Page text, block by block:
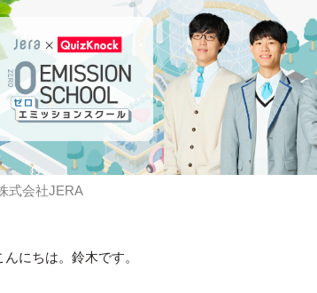
式会社JERA
んにちは。鈴木です。